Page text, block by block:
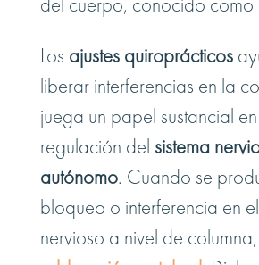
del cuerpo, conocido como
Los ajustes quiroprácticos
liberar interferencias en la
juega un papel sustancial
regulación del sistema
autónomo. Cuando se
bloqueo o interferencia en
nervioso a nivel de